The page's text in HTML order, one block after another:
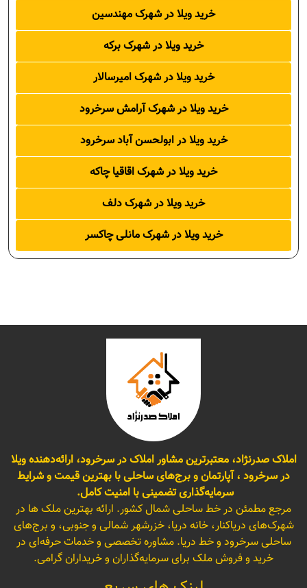
خرید ویلا در شهرک مهندسین
خرید ویلا در شهرک برکه
خرید ویلا در شهرک امیرسالار
خرید ویلا در شهرک آرامش سرخرود
خرید ویلا در ابولحسن آباد سرخرود
خرید ویلا در شهرک اقاقیا چاکه
خرید ویلا در شهرک دلف
خرید ویلا در شهرک مانلی چاکسر
املاک صدرنژاد، معتبرترین مشاور املاک در سرخرود، ارائه‌دهنده ویلا
در سرخرود ، آپارتمان و برج‌های ساحلی با بهترین قیمت و شرایط
سرمایه‌گذاری تضمینی با امنیت کامل.
مرجع مطمئن در خط ساحلی شمال کشور. ارائه بهترین ملک ها در
شهرک‌های دریاکنار، خانه دریا، خزرشهر شمالی و جنوبی، و برج‌های
ساحلی سرخرود و خط دریا. مشاوره تخصصی و خدمات حرفه‌ای در
خرید و فروش ملک برای سرمایه‌گذاران و خریداران گرامی.